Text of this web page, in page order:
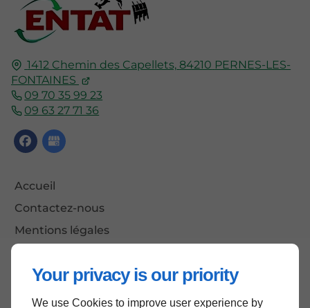
Your privacy is our priority
We use Cookies to improve user experience by
1412 Chemin des Capellets, 84210 PERNES-LES-
FONTAINES
09 70 35 99 23
09 63 27 71 36
Accueil
Contactez-nous
Mentions légales